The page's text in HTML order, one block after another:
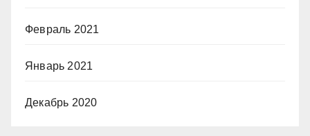
Февраль 2021
Январь 2021
Декабрь 2020